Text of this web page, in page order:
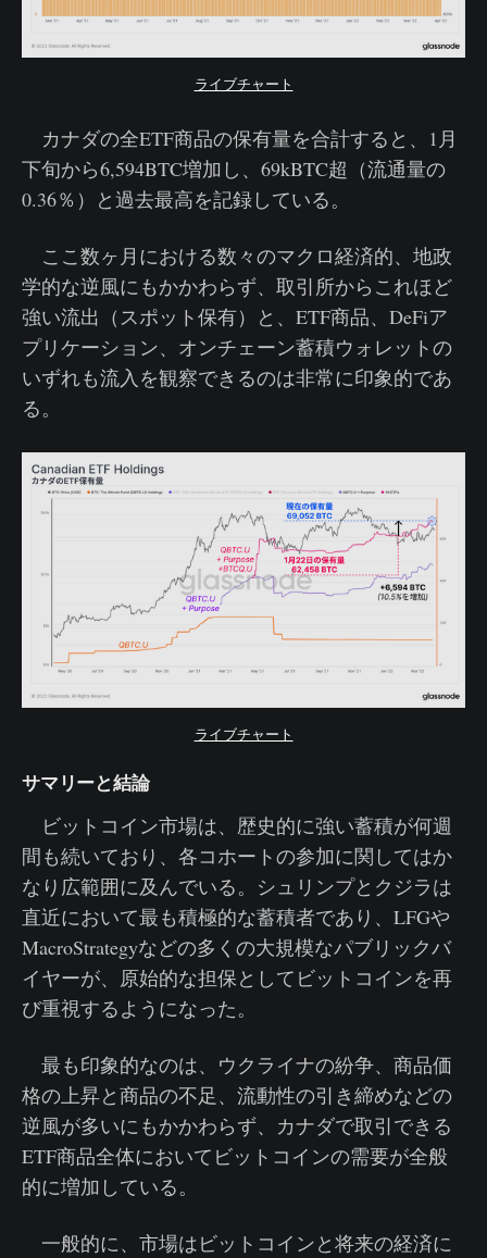
ライブチャート
カナダの全ETF商品の保有量を合計すると、1月
下旬から6,594BTC増加し、69kBTC超（流通量の
0.36％）と過去最高を記録している。
ここ数ヶ月における数々のマクロ経済的、地政
学的な逆風にもかかわらず、取引所からこれほど
強い流出（スポット保有）と、ETF商品、DeFiア
プリケーション、オンチェーン蓄積ウォレットの
いずれも流入を観察できるのは非常に印象的であ
る。
ライブチャート
サマリーと結論
ビットコイン市場は、歴史的に強い蓄積が何週
間も続いており、各コホートの参加に関してはか
なり広範囲に及んでいる。シュリンプとクジラは
直近において最も積極的な蓄積者であり、LFGや
MacroStrategyなどの多くの大規模なパブリックバ
イヤーが、原始的な担保としてビットコインを再
び重視するようになった。
最も印象的なのは、ウクライナの紛争、商品価
格の上昇と商品の不足、流動性の引き締めなどの
逆風が多いにもかかわらず、カナダで取引できる
ETF商品全体においてビットコインの需要が全般
的に増加している。
一般的に、市場はビットコインと将来の経済に